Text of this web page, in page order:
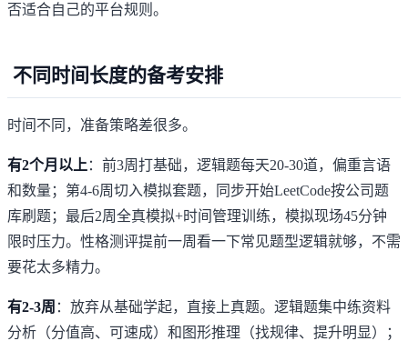
否适合自己的平台规则。
不同时间长度的备考安排
时间不同，准备策略差很多。
有2个月以上 ：前3周打基础，逻辑题每天20-30道，偏重言语
和数量；第4-6周切入模拟套题，同步开始LeetCode按公司题
库刷题；最后2周全真模拟+时间管理训练，模拟现场45分钟
限时压力。性格测评提前一周看一下常见题型逻辑就够，不需
要花太多精力。
有2-3周 ：放弃从基础学起，直接上真题。逻辑题集中练资料
分析（分值高、可速成）和图形推理（找规律、提升明显）；